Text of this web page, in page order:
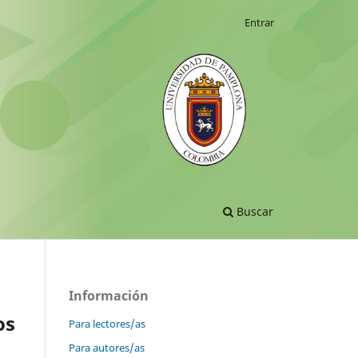
Buscar
Entrar
Información
Para lectores/as
Para autores/as